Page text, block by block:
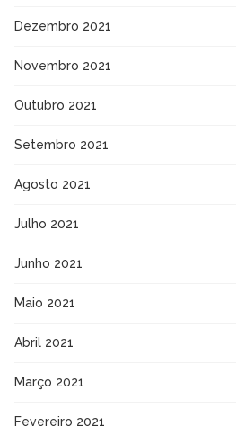
Dezembro 2021
Novembro 2021
Outubro 2021
Setembro 2021
Agosto 2021
Julho 2021
Junho 2021
Maio 2021
Abril 2021
Março 2021
Fevereiro 2021